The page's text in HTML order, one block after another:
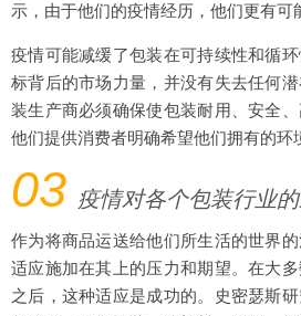
示，由于他们的疫情经历，他们更有可
疫情可能减缓了包装在可持续性和循
标背后的市场力量，并没有失去任何
装生产商必须确保使包装耐用、安全
他们提供消费者明确希望他们拥有的环
03 疫情对各个包装行业
作为将商品运送给他们所生活的世界
适应施加在其上的压力和期望。在大
之后，这种适应是成功的。史密瑟斯